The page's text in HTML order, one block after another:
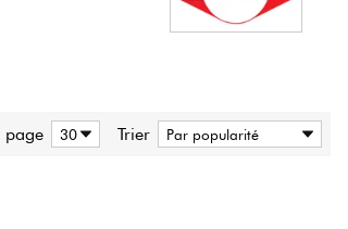
page Trier